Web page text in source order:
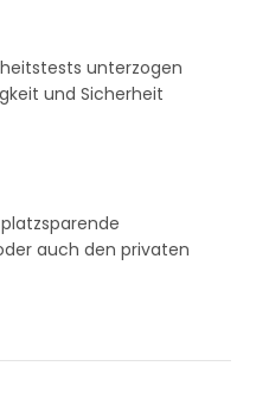
unterzogen
und Sicherheit
auch den privaten